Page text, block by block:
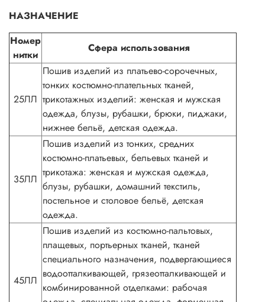
НАЗНАЧЕНИЕ
Номер
нитки
Сфера использования
25ЛЛ
Пошив изделий из платьево-сорочечных,
тонких костюмно-плательных тканей,
трикотажных изделий: женская и мужская
одежда, блузы, рубашки, брюки, пиджаки,
нижнее бельё, детская одежда.
35ЛЛ
Пошив изделий из тонких, средних
костюмно-платьевых, бельевых тканей и
трикотажа: женская и мужская одежда,
блузы, рубашки, домашний текстиль,
постельное и столовое бельё, детская
одежда.
45ЛЛ
Пошив изделий из костюмно-пальтовых,
плащевых, портьерных тканей, тканей
специального назначения, подвергающиеся
водоотталкивающей, грязеотталкивающей и
комбинированной отделками: рабочая